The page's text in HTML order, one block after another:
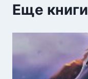
Еще книги